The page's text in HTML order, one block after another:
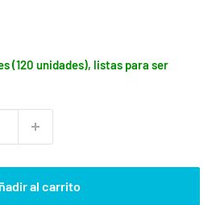
(120 unidades), listas para ser
al carrito